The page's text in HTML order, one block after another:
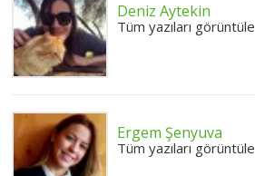
Deniz Aytekin
Tüm yazıları görüntüle
Ergem Şenyuva
Tüm yazıları görüntüle